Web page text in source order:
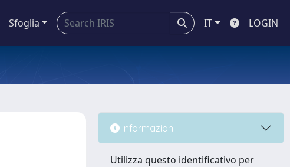
Sfoglia IT LOGIN
Informazioni
Utilizza questo identificativo per